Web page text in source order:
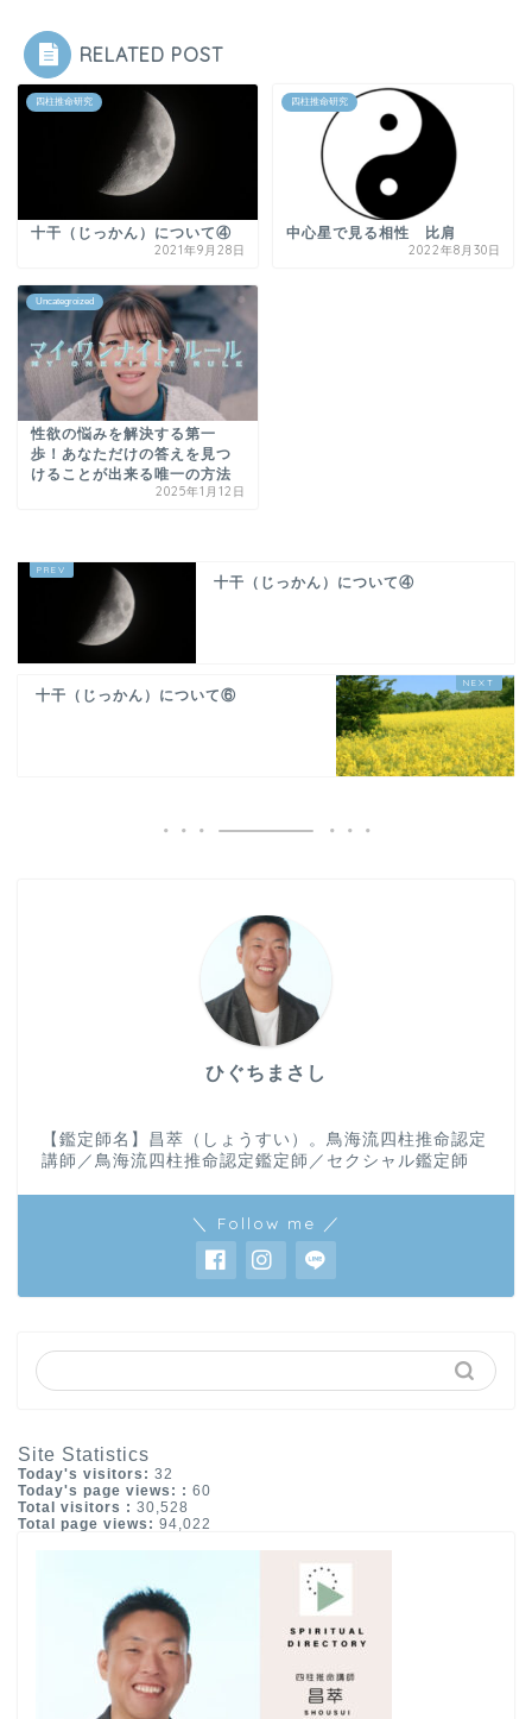
RELATED POST
四柱推命研究
十干（じっかん）について④
2021年9月28日
四柱推命研究
中心星で見る相性 比肩
2022年8月30日
Uncategroized
性欲の悩みを解決する第一
歩！あなただけの答えを見つ
けることが出来る唯一の方法
2025年1月12日
十干（じっかん）について④
十干（じっかん）について⑥
ひぐちまさし
【鑑定師名】昌萃（しょうすい）。鳥海流四柱推命認定
講師／鳥海流四柱推命認定鑑定師／セクシャル鑑定師
＼ Follow me ／
Site Statistics
Today's visitors: 32
Today's page views: : 60
Total visitors : 30,528
Total page views: 94,022